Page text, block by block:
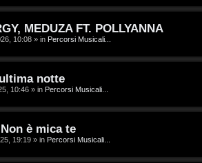
MEDUZA FT. POLLYANNA
10:08 » in Percorsi Musicali...
notte
10:46 » in Percorsi Musicali...
è mica te
19:19 » in Percorsi Musicali...